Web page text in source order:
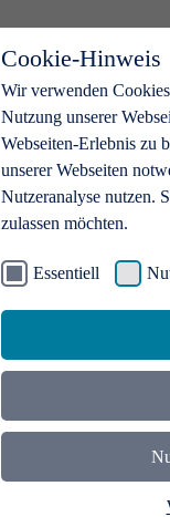
Cookie-Hinweis
Wir verwenden
Nutzung unserer
Webseiten-Erlebnis zu
unserer Webseiten
Nutzeranalyse nutzen.
zulassen möchten.
Essentiell